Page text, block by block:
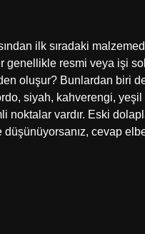
ilk sıradaki
genellikle resmi veya işi
oluşur? Bunlardan biri
siyah, kahverengi, yeşil
noktalar vardır. Eski
cevap